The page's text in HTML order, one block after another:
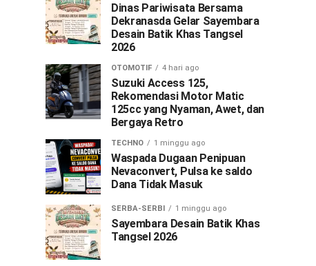
Dinas Pariwisata Bersama
Dekranasda Gelar Sayembara
Desain Batik Khas Tangsel
2026
OTOMOTIF 4 hari ago
Suzuki Access 125,
Rekomendasi Motor Matic
125cc yang Nyaman, Awet, dan
Bergaya Retro
TECHNO 1 minggu ago
Waspada Dugaan Penipuan
Nevaconvert, Pulsa ke saldo
Dana Tidak Masuk
SERBA-SERBI 1 minggu ago
Sayembara Desain Batik Khas
Tangsel 2026